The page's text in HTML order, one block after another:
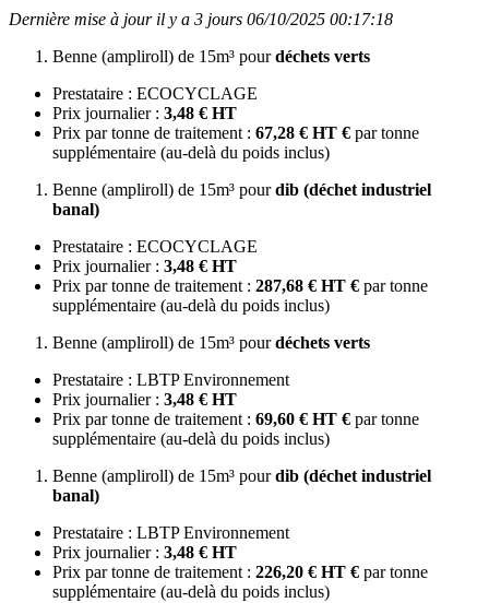
Dernière mise à jour il y a 3 jours 06/10/2025 00:17:18
Benne (ampliroll) de 15m³ pourdéchets verts
Prestataire : ECOCYCLAGE
Prix journalier : 3,48 € HT
Prix par tonne de traitement : 67,28 € HT € par tonne
supplémentaire (au-delà du poids inclus)
Benne (ampliroll) de 15m³ pourdib (déchet industriel
banal)
Prestataire : ECOCYCLAGE
Prix journalier : 3,48 € HT
Prix par tonne de traitement : 287,68 € HT € par tonne
supplémentaire (au-delà du poids inclus)
Benne (ampliroll) de 15m³ pourdéchets verts
Prestataire : LBTP Environnement
Prix journalier : 3,48 € HT
Prix par tonne de traitement : 69,60 € HT € par tonne
supplémentaire (au-delà du poids inclus)
Benne (ampliroll) de 15m³ pourdib (déchet industriel
banal)
Prestataire : LBTP Environnement
Prix journalier : 3,48 € HT
Prix par tonne de traitement : 226,20 € HT € par tonne
supplémentaire (au-delà du poids inclus)